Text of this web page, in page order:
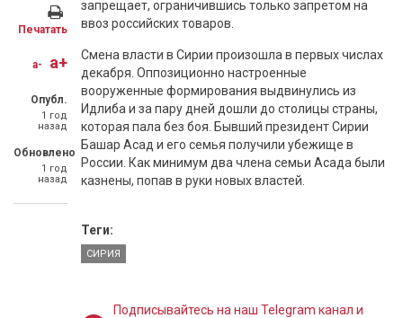
Печатать
a- a+
Опубл.
1 год
назад
Обновлено
1 год
назад
запрещает, ограничившись только запретом на
ввоз российских товаров.
Смена власти в Сирии произошла в первых числах
декабря. Оппозиционно настроенные
вооруженные формирования выдвинулись из
Идлиба и за пару дней дошли до столицы страны,
которая пала без боя. Бывший президент Сирии
Башар Асад и его семья получили убежище в
России. Как минимум два члена семьи Асада были
казнены, попав в руки новых властей.
Теги:
СИРИЯ
Подписывайтесь на наш Telegram канал и